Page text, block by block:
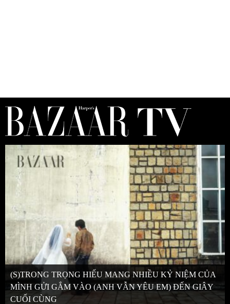
(S)TRONG TRỌNG HIẾU MANG NHIỀU KỶ NIỆM CỦA
MÌNH GỬI GẮM VÀO (ANH VẪN YÊU EM) ĐẾN GIÂY
CUỐI CÙNG